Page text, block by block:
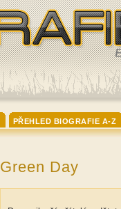
PŘEHLED BIOGRAFIE A-Z
Green Day